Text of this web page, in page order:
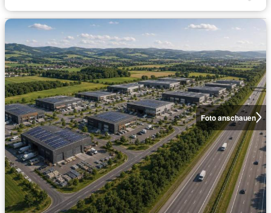
Foto anschauen